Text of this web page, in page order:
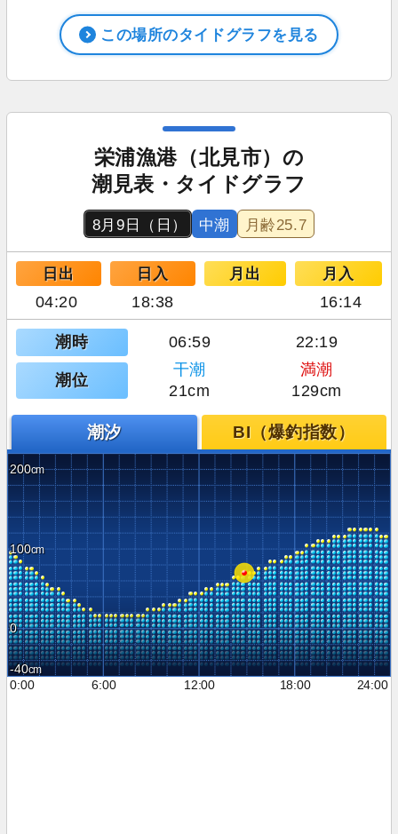
この場所のタイドグラフを見る
栄浦漁港（北見市）の
潮見表・タイドグラフ
8月9日（日） 中潮 月齢25.7
日出 日入 月出 月入
04:20 18:38 16:14
潮時 06:59 22:19
潮位
干潮
満潮
21cm
129cm
潮汐 BI（爆釣指数）
200
100
0
-40
0:00
6:00 12:00 18:00 24:00